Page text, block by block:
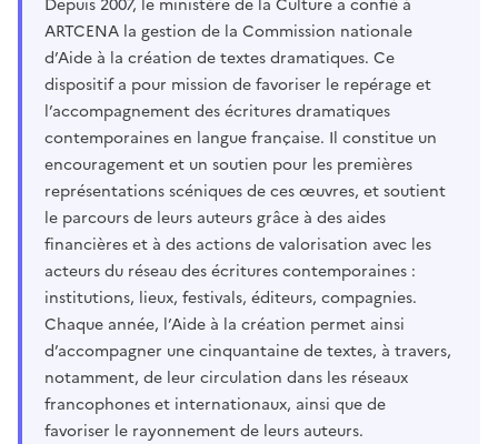
ARTCENA la gestion de la Commission nationale
d’Aide à la création de textes dramatiques. Ce
dispositif a pour mission de favoriser le repérage et
l’accompagnement des écritures dramatiques
contemporaines en langue française. Il constitue un
encouragement et un soutien pour les premières
représentations scéniques de ces œuvres, et soutient
le parcours de leurs auteurs grâce à des aides
financières et à des actions de valorisation avec les
acteurs du réseau des écritures contemporaines :
institutions, lieux, festivals, éditeurs, compagnies.
Chaque année, l’Aide à la création permet ainsi
d’accompagner une cinquantaine de textes, à travers,
notamment, de leur circulation dans les réseaux
francophones et internationaux, ainsi que de
favoriser le rayonnement de leurs auteurs.